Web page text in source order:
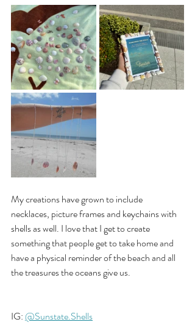
My creations have grown to include
necklaces, picture frames and keychains with
shells as well. I love that I get to create
something that people get to take home and
have a physical reminder of the beach and all
the treasures the oceans give us.
IG: @Sunstate.Shells